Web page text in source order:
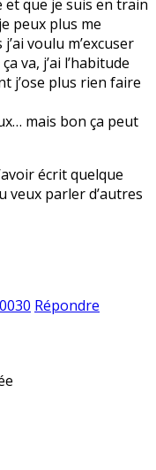
que je suis en train
peux plus me
voulu m’excuser
va, j’ai l’habitude
j’ose plus rien faire
mais bon ça peut
écrit quelque
veux parler d’autres
Répondre